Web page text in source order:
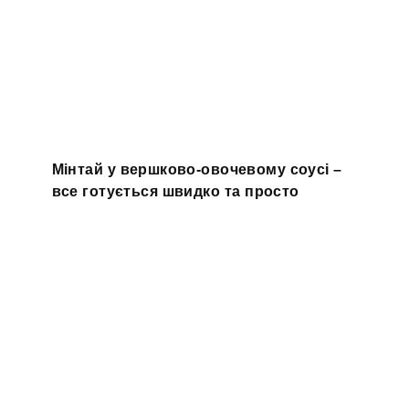
Мінтай у вершково-овочевому соусі –
все готується швидко та просто